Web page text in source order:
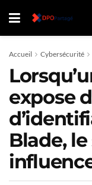
Accueil Cybersécurité
expose
Blade,